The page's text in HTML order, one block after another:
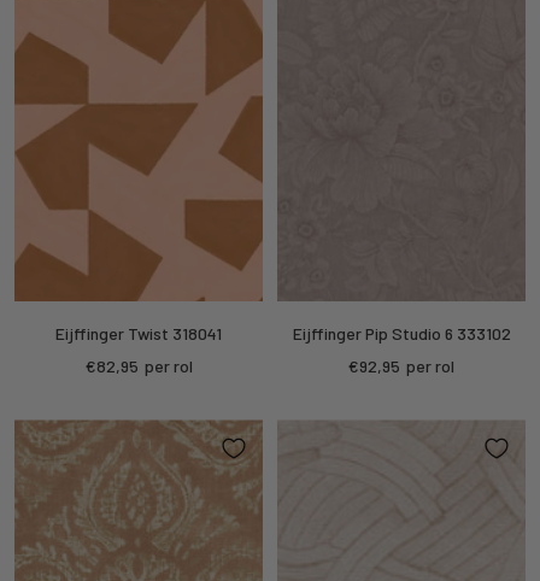
Eijffinger Twist 318041
Sale
€82,95 per rol
Eijffinger Pip Studio 6 333102
Sale
€92,95 per rol